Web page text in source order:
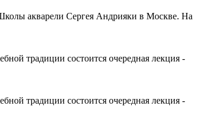
акварели Сергея Андрияки в Москве. На
традиции состоится очередная лекция -
традиции состоится очередная лекция -